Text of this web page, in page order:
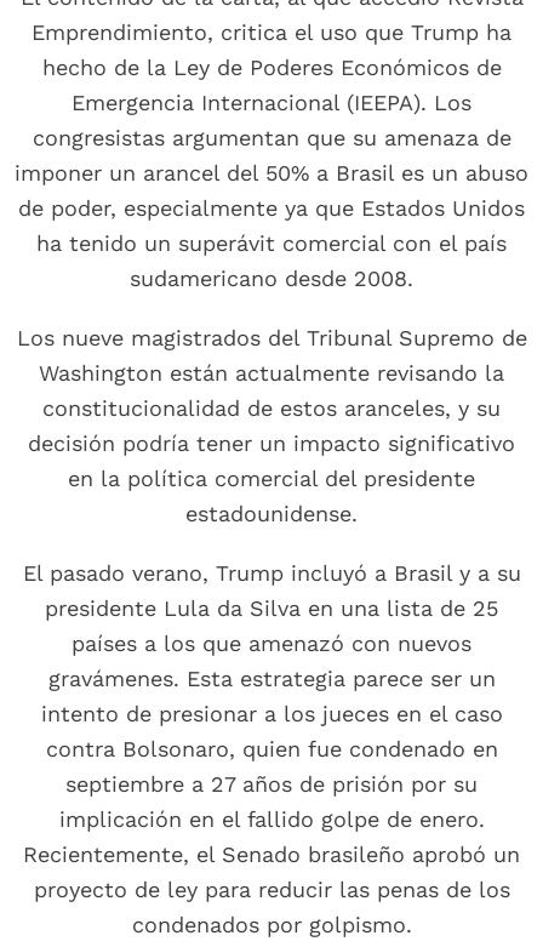
Emprendimiento, critica el uso que Trump ha
hecho de la Ley de Poderes Económicos de
Emergencia Internacional (IEEPA). Los
congresistas argumentan que su amenaza de
imponer un arancel del 50% a Brasil es un abuso
de poder, especialmente ya que Estados Unidos
ha tenido un superávit comercial con el país
sudamericano desde 2008.
Los nueve magistrados del Tribunal Supremo de
Washington están actualmente revisando la
constitucionalidad de estos aranceles, y su
decisión podría tener un impacto significativo
en la política comercial del presidente
estadounidense.
El pasado verano, Trump incluyó a Brasil y a su
presidente Lula da Silva en una lista de 25
países a los que amenazó con nuevos
gravámenes. Esta estrategia parece ser un
intento de presionar a los jueces en el caso
contra Bolsonaro, quien fue condenado en
septiembre a 27 años de prisión por su
implicación en el fallido golpe de enero.
Recientemente, el Senado brasileño aprobó un
proyecto de ley para reducir las penas de los
condenados por golpismo.